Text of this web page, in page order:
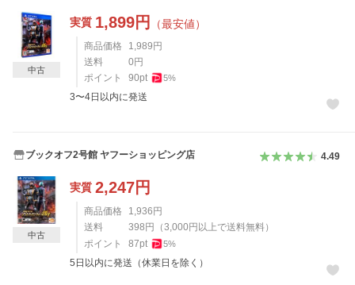
実質 1,899円 （最安値）
商品価格 1,989 円
送料
0 円
ポイント
90pt 5%
3〜4日以内に発送
中古
ブックオフ2号館 ヤフーショッピング店 4.49
実質 2,247円
商品価格 1,936 円
送料
398 円 （3,000 円以上で送料無料）
ポイント
87pt 5%
5日以内に発送（休業日を除く）
中古